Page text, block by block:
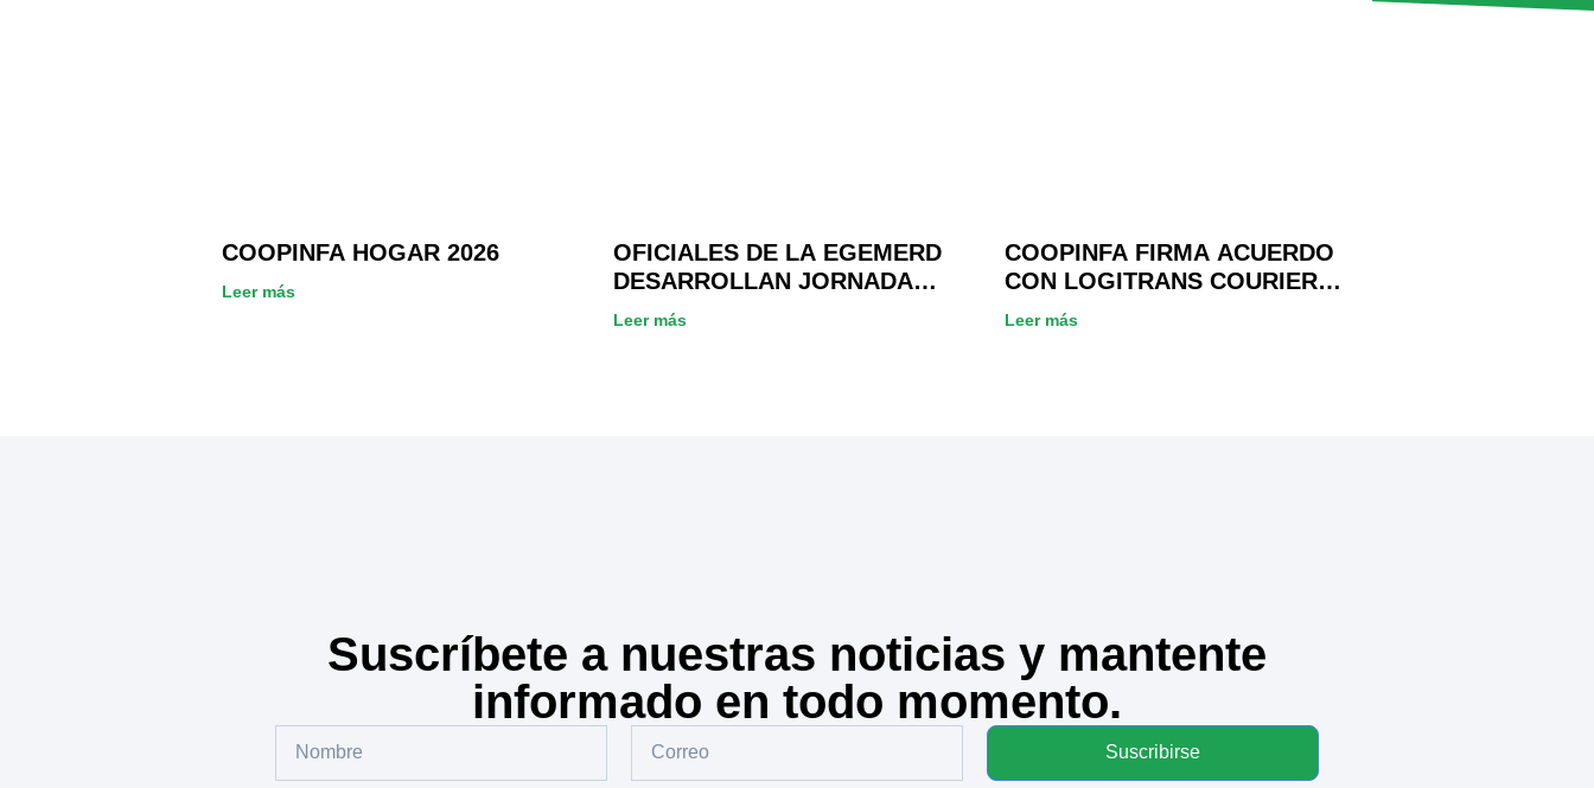
COOPINFA HOGAR 2026
Leer más
OFICIALES DE LA EGEMERD
DESARROLLAN JORNADA
ACADÉMICA EN COOPINFA
Leer más
COOPINFA FIRMA ACUERDO
CON LOGITRANS COURIER
PARA BENEFICIO DE SUS
Leer más
Suscríbete a nuestras noticias y mantente
informado en todo momento.
Suscribirse